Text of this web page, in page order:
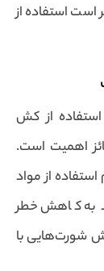
است استفاده از
از کش
اهمیت است.
از مواد
به کاهش خطر
شورت‌هایی با